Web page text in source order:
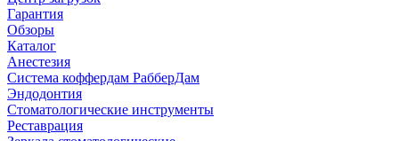
Гарантия
Обзоры
Каталог
Анестезия
Система коффердам РабберДам
Эндодонтия
Стоматологические инструменты
Реставрация